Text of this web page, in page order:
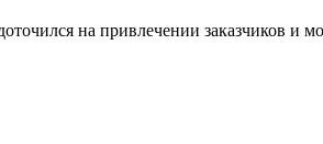
на привлечении заказчиков и